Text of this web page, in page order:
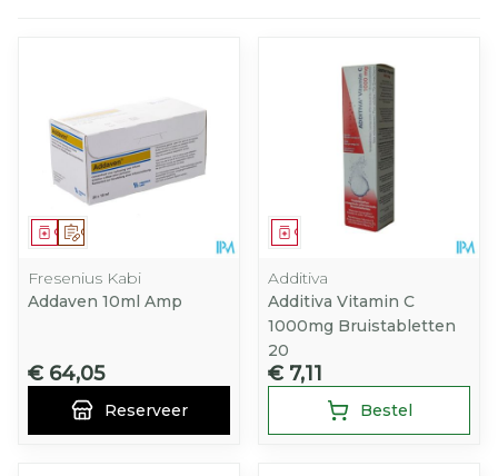
Op voorschrift
Geneesmiddel
Fresenius Kabi
Addaven 10ml Amp
€ 64,05
Reserveer
Geneesmiddel
Additiva
Additiva Vitamin C
1000mg Bruistabletten
20
€ 7,11
Bestel